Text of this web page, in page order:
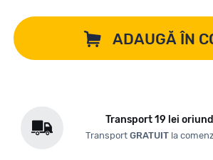
ADAUGĂ ÎN
Transport 19 lei
Transport GRATUITla